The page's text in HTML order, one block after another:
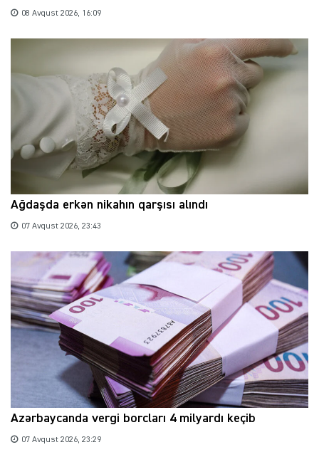
08 Avqust 2026, 16:09
Ağdaşda erkən nikahın qarşısı alındı
07 Avqust 2026, 23:43
Azərbaycanda vergi borcları 4 milyardı keçib
07 Avqust 2026, 23:29